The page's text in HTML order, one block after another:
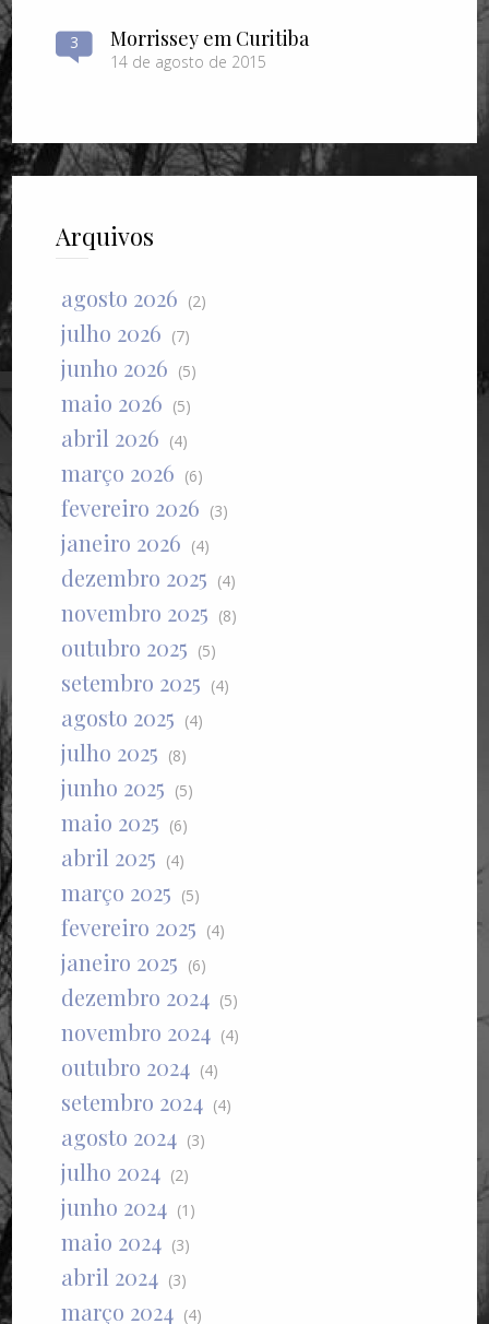
3 Morrissey em Curitiba
14 de agosto de 2015
Arquivos
agosto 2026 (2)
julho 2026 (7)
junho 2026 (5)
maio 2026 (5)
abril 2026 (4)
março 2026 (6)
fevereiro 2026 (3)
janeiro 2026 (4)
dezembro 2025 (4)
novembro 2025 (8)
outubro 2025 (5)
setembro 2025 (4)
agosto 2025 (4)
julho 2025 (8)
junho 2025 (5)
maio 2025 (6)
abril 2025 (4)
março 2025 (5)
fevereiro 2025 (4)
janeiro 2025 (6)
dezembro 2024 (5)
novembro 2024 (4)
outubro 2024 (4)
setembro 2024 (4)
agosto 2024 (3)
julho 2024 (2)
junho 2024 (1)
maio 2024 (3)
abril 2024 (3)
março 2024 (4)